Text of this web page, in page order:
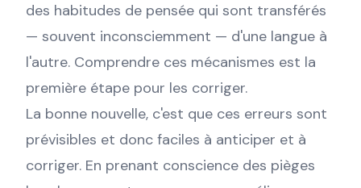
des habitudes de pensée qui sont transférés
— souvent inconsciemment — d'une langue à
l'autre. Comprendre ces mécanismes est la
première étape pour les corriger.
La bonne nouvelle, c'est que ces erreurs sont
prévisibles et donc faciles à anticiper et à
corriger. En prenant conscience des pièges